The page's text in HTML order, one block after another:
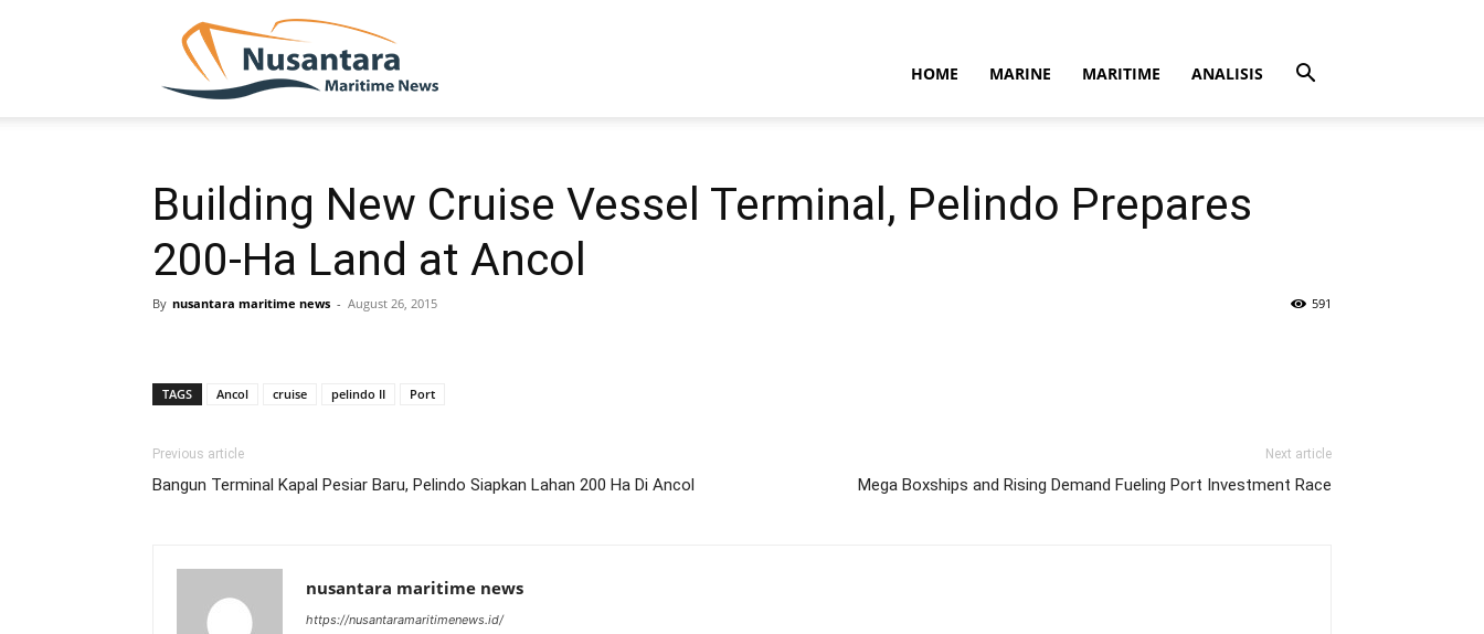
HOME MARINE MARITIME ANALISIS
Building New Cruise Vessel Terminal, Pelindo Prepares
200-Ha Land at Ancol
By nusantara maritime news - August 26, 2015 591
TAGS Ancol cruise pelindo II Port
Previous article
Bangun Terminal Kapal Pesiar Baru, Pelindo Siapkan Lahan 200 Ha Di Ancol
Next article
Mega Boxships and Rising Demand Fueling Port Investment Race
nusantara maritime news
https://nusantaramaritimenews.id/